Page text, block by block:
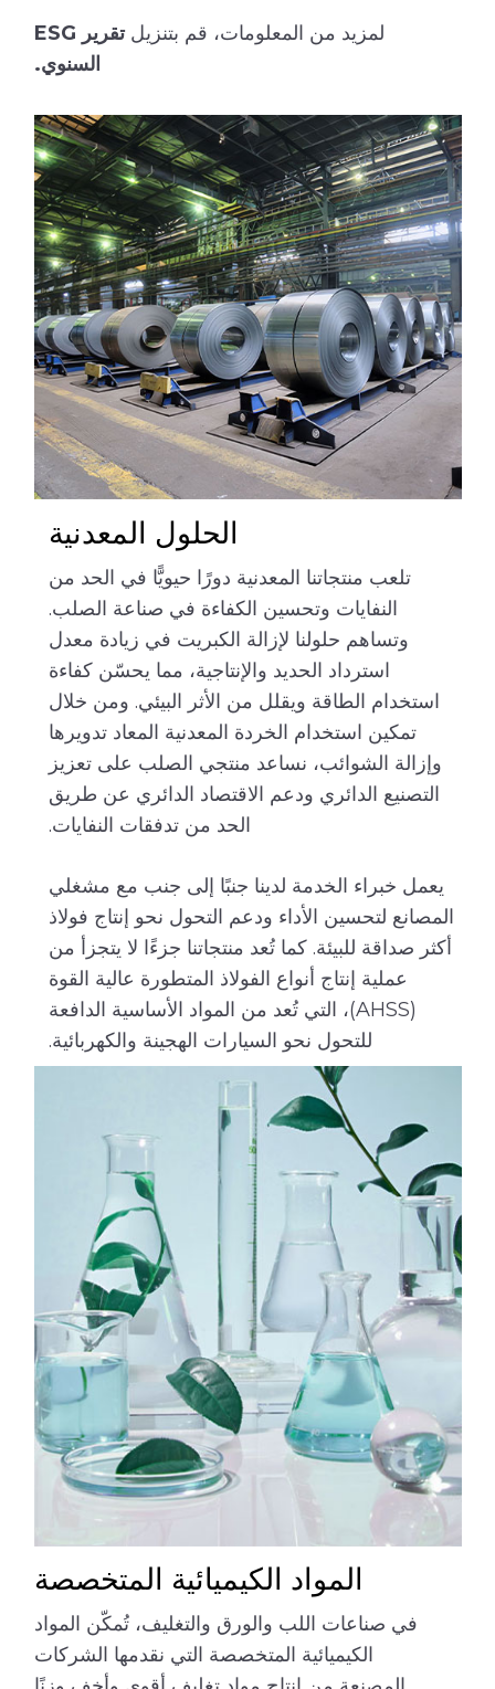
لمزيد من المعلومات، قم بتنزيل
تقرير ESG
السنوي.
الحلول المعدنية
تلعب منتجاتنا المعدنية دورًا حيويًّا في الحد من
النفايات وتحسين الكفاءة في صناعة الصلب.
وتساهم حلولنا لإزالة الكبريت في زيادة معدل
استرداد الحديد والإنتاجية، مما يحسّن كفاءة
استخدام الطاقة ويقلل من الأثر البيئي. ومن خلال
تمكين استخدام الخردة المعدنية المعاد تدويرها
وإزالة الشوائب، نساعد منتجي الصلب على تعزيز
التصنيع الدائري ودعم الاقتصاد الدائري عن طريق
الحد من تدفقات النفايات.
يعمل خبراء الخدمة لدينا جنبًا إلى جنب مع مشغلي
المصانع لتحسين الأداء ودعم التحول نحو إنتاج فولاذ
أكثر صداقة للبيئة. كما تُعد منتجاتنا جزءًا لا يتجزأ من
عملية إنتاج أنواع الفولاذ المتطورة عالية القوة
(AHSS)، التي تُعد من المواد الأساسية الدافعة
للتحول نحو السيارات الهجينة والكهربائية.
المواد الكيميائية المتخصصة
في صناعات اللب والورق والتغليف، تُمكّن المواد
الكيميائية المتخصصة التي نقدمها الشركات